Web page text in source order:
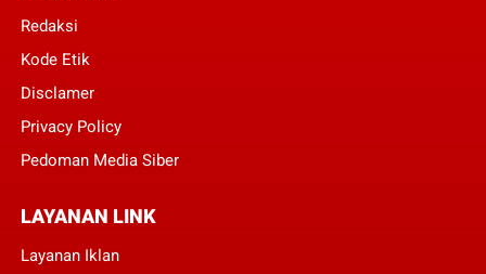
Redaksi
Kode Etik
Disclamer
Privacy Policy
Pedoman Media Siber
LAYANAN LINK
Layanan Iklan